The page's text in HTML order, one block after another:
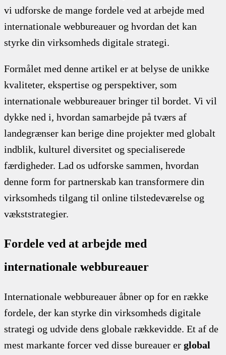
vi udforske de mange fordele ved at arbejde med
internationale webbureauer og hvordan det kan
styrke din virksomheds digitale strategi.
Formålet med denne artikel er at belyse de unikke
kvaliteter, ekspertise og perspektiver, som
internationale webbureauer bringer til bordet. Vi vil
dykke ned i, hvordan samarbejde på tværs af
landegrænser kan berige dine projekter med globalt
indblik, kulturel diversitet og specialiserede
færdigheder. Lad os udforske sammen, hvordan
denne form for partnerskab kan transformere din
virksomheds tilgang til online tilstedeværelse og
vækststrategier.
Fordele ved at arbejde med
internationale webbureauer
Internationale webbureauer åbner op for en række
fordele, der kan styrke din virksomheds digitale
strategi og udvide dens globale rækkevidde. Et af de
mest markante forcer ved disse bureauer er global